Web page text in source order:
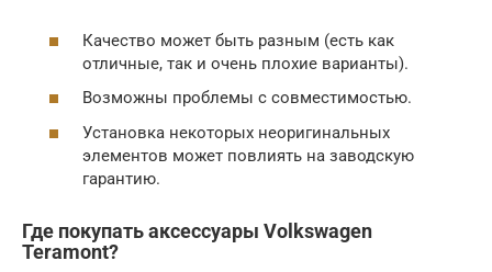
Качество может быть разным (есть как
отличные, так и очень плохие варианты).
Возможны проблемы с совместимостью.
Установка некоторых неоригинальных
элементов может повлиять на заводскую
гарантию.
Где покупатьаксессуары Volkswagen
Teramont?